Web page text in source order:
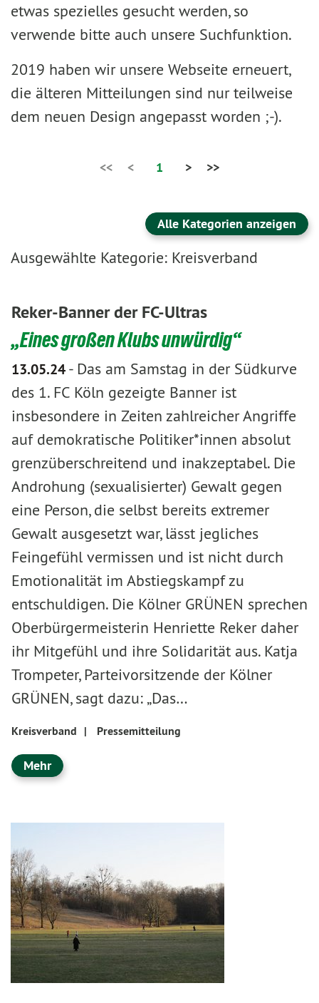
etwas spezielles gesucht werden, so
verwende bitte auch unsere Suchfunktion.
2019 haben wir unsere Webseite erneuert,
die älteren Mitteilungen sind nur teilweise
dem neuen Design angepasst worden ;-).
<< < 1 > >>
Alle Kategorien anzeigen
Ausgewählte Kategorie: Kreisverband
Reker-Banner der FC-Ultras
„Eines großen Klubs unwürdig“
13.05.24- Das am Samstag in der Südkurve
des 1. FC Köln gezeigte Banner ist
insbesondere in Zeiten zahlreicher Angriffe
auf demokratische Politiker*innen absolut
grenzüberschreitend und inakzeptabel. Die
Androhung (sexualisierter) Gewalt gegen
eine Person, die selbst bereits extremer
Gewalt ausgesetzt war, lässt jegliches
Feingefühl vermissen und ist nicht durch
Emotionalität im Abstiegskampf zu
entschuldigen. Die Kölner GRÜNEN sprechen
Oberbürgermeisterin Henriette Reker daher
ihr Mitgefühl und ihre Solidarität aus. Katja
Trompeter, Parteivorsitzende der Kölner
GRÜNEN, sagt dazu: „Das…
Kreisverband | Pressemitteilung
Mehr